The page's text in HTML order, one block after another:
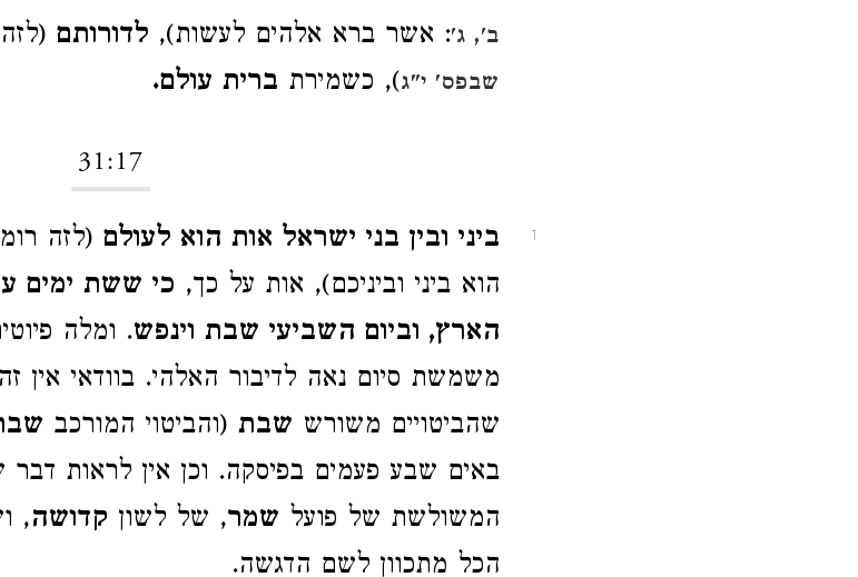
ב', ג': אשר ברא אלהים לעשות), לדורותם
שבפס' י"ג), כשמירת ברית עולם.
31:17
1 ביני ובין בני ישראל אות הוא לעולם (לזה
הוא ביני וביניכם), אות על כך, כי ששת ימים
הארץ, וביום השביעי שבת וינפש. ומלה
משמשת סיום נאה לדיבור האלהי. בוודאי אין
שהביטויים משורש שבת (והביטוי המורכב
באים שבע פעמים בפיסקה. וכן אין לראות
המשולשת של פועל שמר, של לשון קדושה,
הכל מתכוון לשם הדגשה.